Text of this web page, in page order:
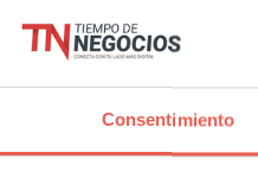
Consentimiento
de afiliados líderes
digital marketers
del 2020 en la ciudad de
ocasión, 200 ponentes
en el mundo del